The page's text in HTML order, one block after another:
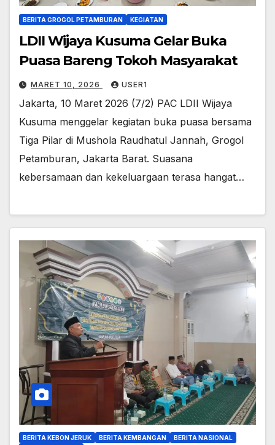
BERITA GROGOL PETAMBURAN KEGIATAN
LDII Wijaya Kusuma Gelar Buka
Puasa Bareng Tokoh Masyarakat
MARET 10, 2026 USER1
Jakarta, 10 Maret 2026 (7/2) PAC LDII Wijaya
Kusuma menggelar kegiatan buka puasa bersama
Tiga Pilar di Mushola Raudhatul Jannah, Grogol
Petamburan, Jakarta Barat. Suasana
kebersamaan dan kekeluargaan terasa hangat…
BERITA KEBON JERUK BERITA KEMBANGAN
BERITA NASIONAL